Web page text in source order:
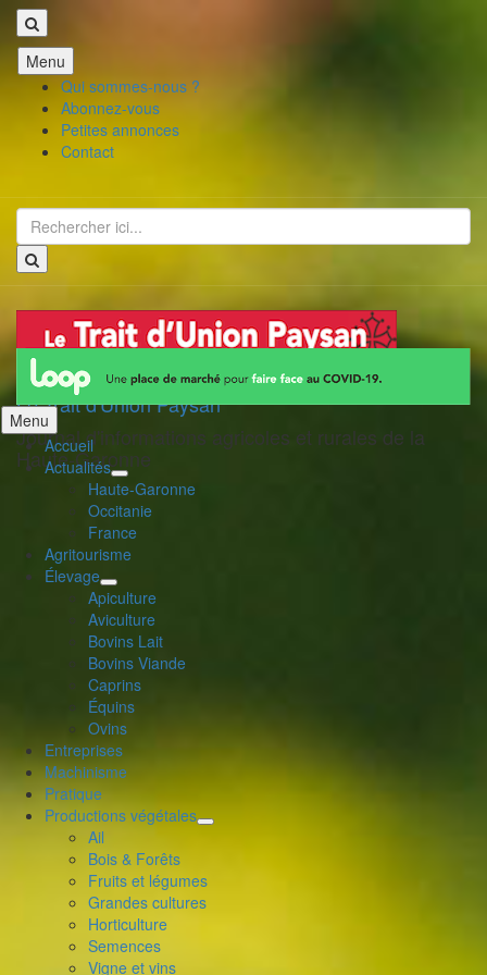
Menu
au
contenu
Qui sommes-nous ?
Abonnez-vous
Petites annonces
Contact
Recherche
pour
Le Trait d'Union Paysan
Journal d'informations agricoles et rurales de la
Haute-Garonne
Menu Aller
au
contenu
Accueil
Actualités
déplier
le
menu
enfant
Haute-Garonne
Occitanie
France
Agritourisme
Élevage
déplier
le
menu
enfant
Apiculture
Aviculture
Bovins Lait
Bovins Viande
Caprins
Équins
Ovins
Entreprises
Machinisme
Pratique
Productions végétales
déplier
menu
enfant
Ail
Bois & Forêts
Fruits et légumes
Grandes cultures
Horticulture
Semences
Vigne et vins